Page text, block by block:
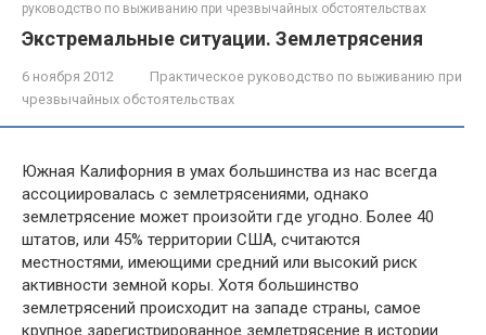
руководство по выживанию при чрезвычайных обстоятельствах
Экстремальные ситуации. Землетрясения
6 ноября 2012
Практическое руководство по выживанию при
чрезвычайных обстоятельствах
Южная Калифорния в умах большинства из нас всегда
ассоции­ровалась с землетрясениями, однако
землетрясение может произойти где угодно. Более 40
штатов, или 45% территории США, считаются
местностями, имеющими средний или высокий риск
активности зем­ной коры. Хотя большинство
землетрясений происходит на западе страны, самое
крупное зарегистрированное землетрясение в истории